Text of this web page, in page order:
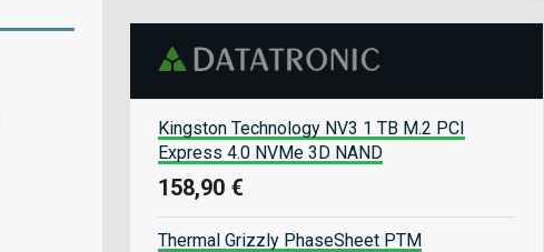
Kingston Technology NV3 1 TB M.2 PCI
Express 4.0 NVMe 3D NAND
158,90 €
Thermal Grizzly PhaseSheet PTM